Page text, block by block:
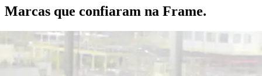
Marcas que confiaram na Frame.